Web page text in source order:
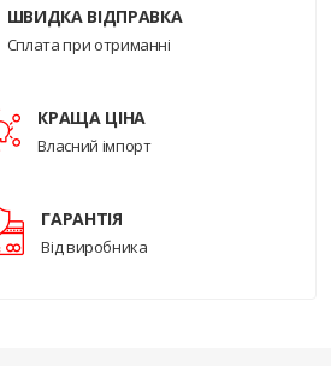
ШВИДКА ВІДПРАВКА
Сплата при отриманні
КРАЩА ЦІНА
Власний імпорт
ГАРАНТІЯ
Від виробника